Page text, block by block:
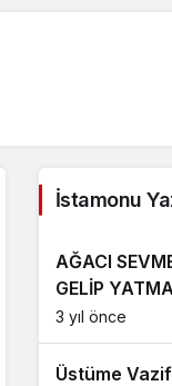
İstamonu
AĞACI
GELİP
3 yıl önce
Üstüme